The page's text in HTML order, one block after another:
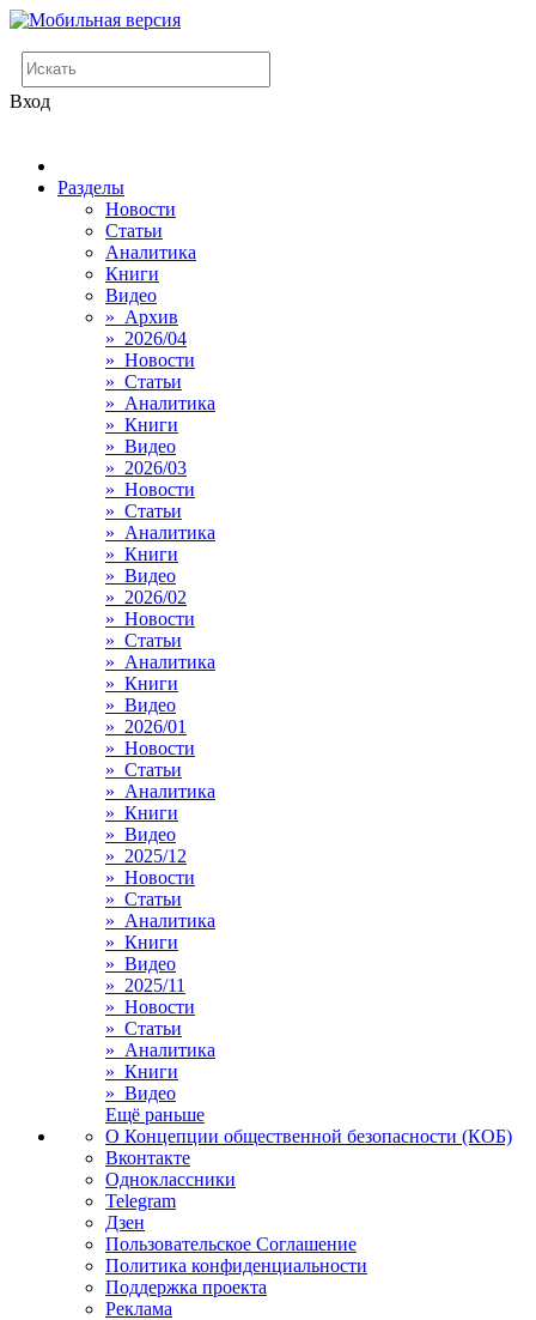
Вход
Разделы
Новости
Статьи
Аналитика
Книги
Видео
» Архив
» 2026/04
» Новости
» Статьи
» Аналитика
» Книги
» Видео
» 2026/03
» Новости
» Статьи
» Аналитика
» Книги
» Видео
» 2026/02
» Новости
» Статьи
» Аналитика
» Книги
» Видео
» 2026/01
» Новости
» Статьи
» Аналитика
» Книги
» Видео
» 2025/12
» Новости
» Статьи
» Аналитика
» Книги
» Видео
» 2025/11
» Новости
» Статьи
» Аналитика
» Книги
» Видео
Ещё раньше
О Концепции общественной безопасности (КОБ)
Вконтакте
Одноклассники
Telegram
Дзен
Пользовательское Соглашение
Политика конфиденциальности
Поддержка проекта
Реклама